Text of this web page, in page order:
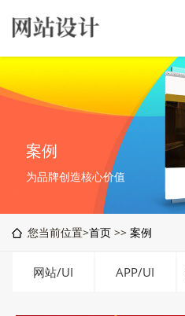
案例
为品牌创造核心价值
您当前位置>首页 >> 案例
网站/UI APP/UI